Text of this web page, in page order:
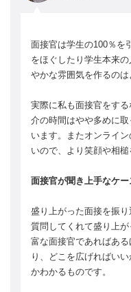
面接官は学生の100％を
をほぐしたり学生本来
やかな雰囲気を作るのは
実際に私も面接官をす
介の時間はやや多めに
います。またオンライ
いので、より笑顔や相槌
面接官が聞き上手なケー
盛り上がった面接を振
質問してくれて盛り上
富な面接官であればあ
り、どこを広げればい
かわかるものです。